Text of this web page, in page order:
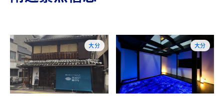
大分 大分